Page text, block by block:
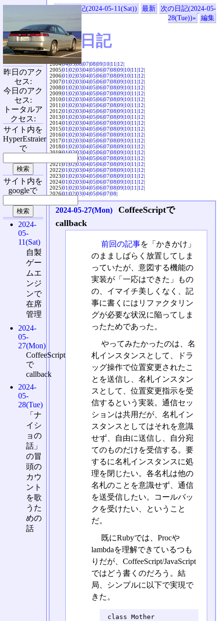
«前の日記(2024-05-11(Sat)) 最新
次の日記(2024-05-
28(Tue))»
編集
SVX日記
2004|04|05|06|07|08|09|10|11|12|
2005|01|02|03|04|05|06|07|08|09|10|11|12|
2006|01|02|03|04|05|06|07|08|09|10|11|12|
2007|01|02|03|04|05|06|07|08|09|10|11|12|
2008|01|02|03|04|05|06|07|08|09|10|11|12|
2009|01|02|03|04|05|06|07|08|09|10|11|12|
2010|01|02|03|04|05|06|07|08|09|10|11|12|
2011|01|02|03|04|05|06|07|08|09|10|11|12|
2012|01|02|03|04|05|06|07|08|09|10|11|12|
2013|01|02|03|04|05|06|07|08|09|10|11|12|
2014|01|02|03|04|05|06|07|08|09|10|11|12|
2015|01|02|03|04|05|06|07|08|09|10|11|12|
2016|01|02|03|04|05|06|07|08|09|10|11|12|
2017|01|02|03|04|05|06|07|08|09|10|11|12|
2018|01|02|03|04|05|06|07|08|09|10|11|12|
2019|01|02|03|04|05|06|07|08|09|10|11|12|
03|04|05|06|07|08|09|10|11|12|
2021|01|02|03|04|05|06|07|08|09|10|11|12|
2022|01|02|03|04|05|06|07|08|09|10|11|12|
2023|01|02|03|04|05|06|07|08|09|10|11|12|
2024|01|02|03|04|05|06|07|08|09|10|11|12|
2025|01|02|03|04|05|06|07|08|09|10|11|12|
2026|01|02|03|04|05|06|07|08|
2024-05-27(Mon)
CoffeeScriptで
callback
前回の記事を「かきかけ」
のまましばらく放置してしま
っていたが、意図する機能の
実装が「一応はできた」もの
の、イマイチ美しくなく、記
事に書くにはリファクタリン
グが必要な状況に陥ってしま
ったためであった。
やってみたかったのは、名
札インスタンスとして、ドラ
ッグ操作で位置変更されたこ
とを送信し、名札インスタン
スとして、位置変更指示を受
信するという実装。通信セッ
ションは共用だが、名札イン
スタンスとしてはそれを意識
せず、自由に送信し、自分宛
てのものだけを受信する。要
するに名札インスタンスに処
理を閉じたい。各名札は他の
名札のことを意識せず、通信
を送受信したい。コールバッ
クを受けたい、ということ
だ。
既にRubyでは、Procや
lambdaを理解できているつも
りだが、CoffeeScript/JavaScript
ではどう書くのだろう。結
局、シンプルに以下で実現で
きた。
class Mother
昨日のアク
セス:
今日のアク
セス:
トータルア
クセス:
サイト内を
HyperEstraier
で
サイト内を
googleで
2024-
05-
11(Sat)
自製
ゲー
ムエ
ンジ
ンで
在席
管理
2024-
05-
27(Mon)
CoffeeScript
で
callback
2024-
05-
28(Tue)
「ナ
イシ
ョの
話」
の冒
頭の
カウ
ント
を歌
うた
めの
話